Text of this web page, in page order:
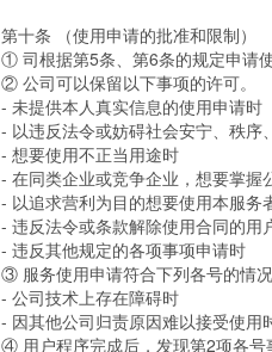
第十条 （使用申请的批准和限制）
① 司根据第5条、第6条的规定申请
② 公司可以保留以下事项的许可。
- 未提供本人真实信息的使用申请时
- 以违反法令或妨碍社会安宁、秩序
- 想要使用不正当用途时
- 在同类企业或竞争企业，想要掌握
- 以追求营利为目的想要使用本服务
- 违反法令或条款解除使用合同的用
- 违反其他规定的各项事项申请时
③ 服务使用申请符合下列各号的情
- 公司技术上存在障碍时
- 因其他公司归责原因难以接受使用
④ 用户程序完成后，发现第2项各号